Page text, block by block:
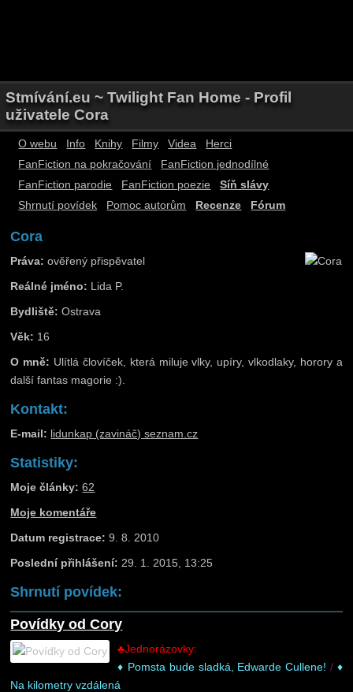
Stmívání.eu ~ Twilight Fan Home - Profil
uživatele Cora
O webu Info Knihy Filmy Videa
Herci
FanFiction na pokračování
FanFiction jednodílné
FanFiction parodie
FanFiction poezie
Síň slávy
Shrnutí povídek
Pomoc autorům Recenze Fórum
Cora
Práva: ověřený přispěvatel
Reálné jméno: Lida P.
Bydliště: Ostrava
Věk: 16
O mně: Ulítlá človíček, která miluje vlky, upíry, vlkodlaky, horory a
další fantas magorie :).
Kontakt:
E-mail: lidunkap (zavináč) seznam.cz
Statistiky:
Moje články: 62
Moje komentáře
Datum registrace: 9. 8. 2010
Poslední přihlášení: 29. 1. 2015, 13:25
Shrnutí povídek:
Povídky od Cory
♣Jednorázovky:
♦ Pomsta bude sladká, Edwarde Cullene! / ♦
Na kilometry vzdálená